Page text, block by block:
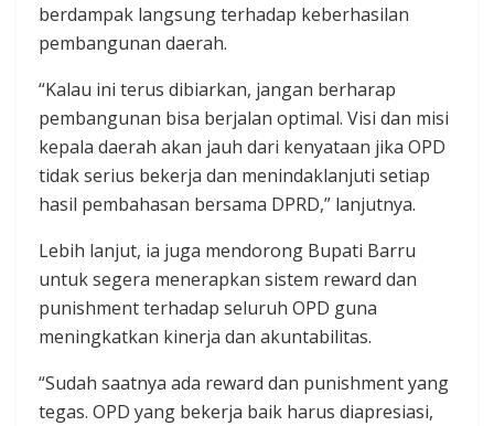
berdampak langsung terhadap keberhasilan
pembangunan daerah.
“Kalau ini terus dibiarkan, jangan berharap
pembangunan bisa berjalan optimal. Visi dan misi
kepala daerah akan jauh dari kenyataan jika OPD
tidak serius bekerja dan menindaklanjuti setiap
hasil pembahasan bersama DPRD,” lanjutnya.
Lebih lanjut, ia juga mendorong Bupati Barru
untuk segera menerapkan sistem reward dan
punishment terhadap seluruh OPD guna
meningkatkan kinerja dan akuntabilitas.
“Sudah saatnya ada reward dan punishment yang
tegas. OPD yang bekerja baik harus diapresiasi,